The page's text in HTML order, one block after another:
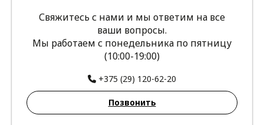
Свяжитесь с нами и мы ответим на все
ваши вопросы.
Мы работаем с понедельника по пятницу
(10:00-19:00)
+375 (29) 120-62-20
Позвонить